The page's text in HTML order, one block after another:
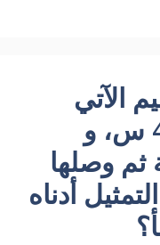
الآتي
للدالة ص = س2 – 4 س، و
ثم وصلها
أدناه